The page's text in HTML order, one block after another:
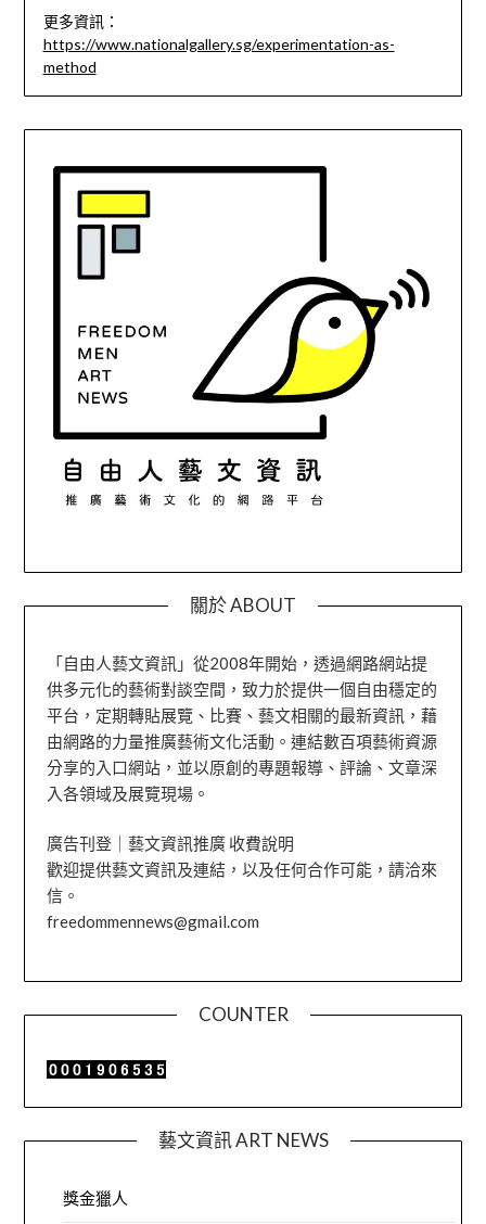
更多資訊：
https://www.nationalgallery.sg/experimentation-as-
method
關於 ABOUT
「自由人藝文資訊」從2008年開始，透過網路網站提
供多元化的藝術對談空間，致力於提供一個自由穩定的
平台，定期轉貼展覽、比賽、藝文相關的最新資訊，藉
由網路的力量推廣藝術文化活動。連結數百項藝術資源
分享的入口網站，並以原創的專題報導、評論、文章深
入各領域及展覽現場。
廣告刊登｜藝文資訊推廣 收費說明
歡迎提供藝文資訊及連結，以及任何合作可能，請洽來
信。
freedommennews@gmail.com
COUNTER
藝文資訊 ART NEWS
獎金獵人